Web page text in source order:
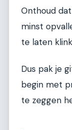
Onthoud
minst
te laten
Dus pak je
begin met
te zeggen